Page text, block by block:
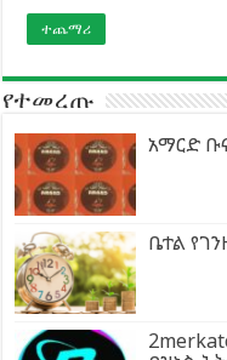
ተጨማሪ
የተመረጡ
አማርድ
ቤተል